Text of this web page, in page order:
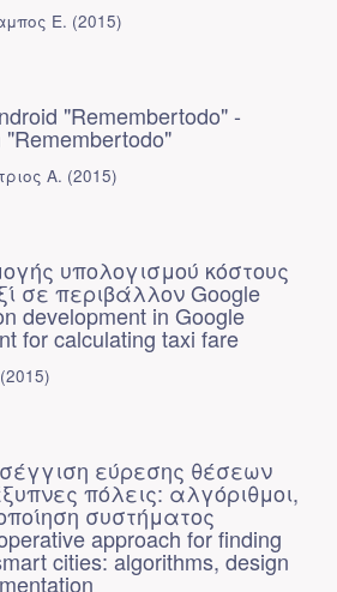
Ε. (2015)
"Remembertodo" -
Α. (2015)
υπολογισμού κόστους
σε περιβάλλον Google
development in Google
for calculating taxi fare
(2015)
εύρεσης θέσεων
πόλεις: αλγόριθμοι,
συστήματος
approach for finding
cities: algorithms, design